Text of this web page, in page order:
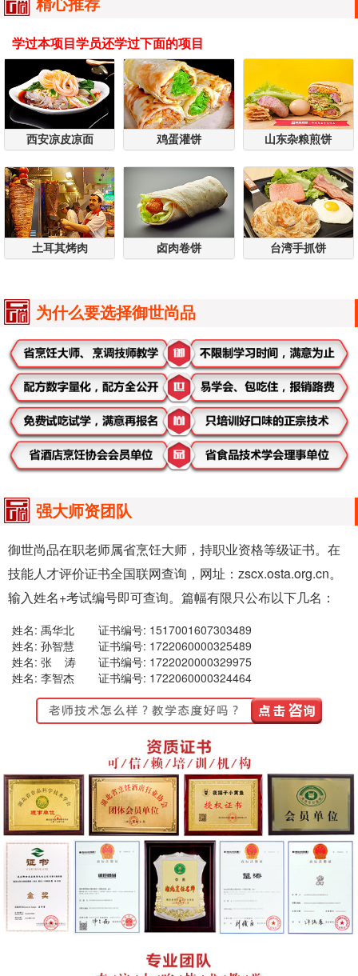
精心推荐
学过本项目学员还学过下面的项目
西安凉皮凉面 鸡蛋灌饼 山东杂粮煎饼
土耳其烤肉 卤肉卷饼 台湾手抓饼
为什么要选择御世尚品
强大师资团队
御世尚品在职老师属省烹饪大师，持职业资格等级证书。在
技能人才评价证书全国联网查询，网址：zscx.osta.org.cn。
输入姓名+考试编号即可查询。篇幅有限只公布以下几名：
姓名: 禹华北
证书编号: 1517001607303489
姓名: 孙智慧
证书编号: 1722060000325489
姓名: 张 涛
证书编号: 1722020000329975
姓名: 李智杰
证书编号: 1722060000324464